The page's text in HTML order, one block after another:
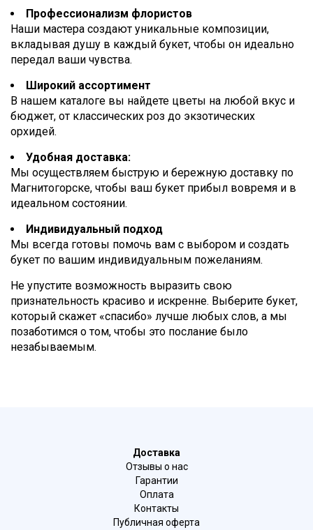
Профессионализм флористов
Наши мастера создают уникальные композиции,
вкладывая душу в каждый букет, чтобы он идеально
передал ваши чувства.
Широкий ассортимент
В нашем каталоге вы найдете цветы на любой вкус и
бюджет, от классических роз до экзотических
орхидей.
Удобная доставка:
Мы осуществляем быструю и бережную доставку по
Магнитогорске, чтобы ваш букет прибыл вовремя и в
идеальном состоянии.
Индивидуальный подход
Мы всегда готовы помочь вам с выбором и создать
букет по вашим индивидуальным пожеланиям.
Не упустите возможность выразить свою
признательность красиво и искренне. Выберите букет,
который скажет «спасибо» лучше любых слов, а мы
позаботимся о том, чтобы это послание было
незабываемым.
Доставка
Отзывы о нас
Гарантии
Оплата
Контакты
Публичная оферта